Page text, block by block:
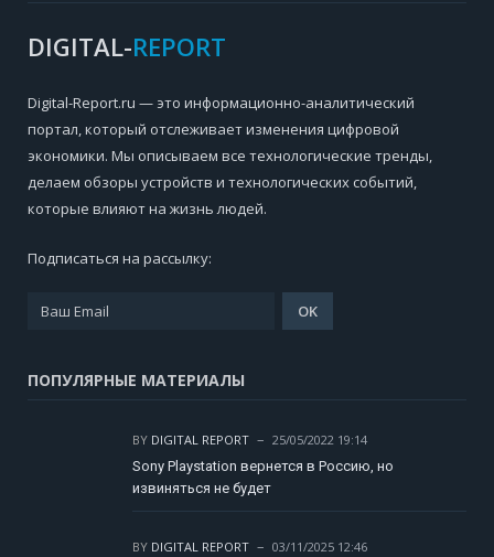
DIGITAL-REPORT
Digital-Report.ru — это информационно-аналитический
портал, который отслеживает изменения цифровой
экономики. Мы описываем все технологические тренды,
делаем обзоры устройств и технологических событий,
которые влияют на жизнь людей.
Подписаться на рассылку:
ПОПУЛЯРНЫЕ МАТЕРИАЛЫ
BY DIGITAL REPORT
25/05/2022 19:14
Sony Playstation вернется в Россию, но
извиняться не будет
BY DIGITAL REPORT
03/11/2025 12:46